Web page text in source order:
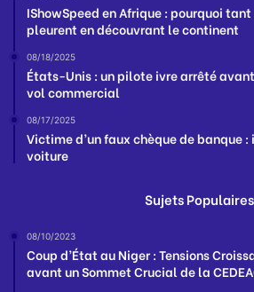
IShowSpeed en Afrique : pourquoi
pleurent en découvrant le continent
08/18/2025
États-Unis : un pilote ivre arrêté
vol commercial
08/17/2025
Victime d’un faux chèque de banque
voiture
Sujets Populaires
08/10/2023
Coup d’État au Niger : Tensions
avant un Sommet Crucial de la